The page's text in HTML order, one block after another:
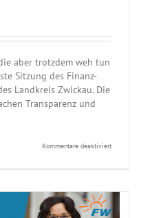
aber trotzdem weh tun
Sitzung des Finanz-
Landkreis Zwickau. Die
Transparenz und
Kommentare deaktiviertfür
zusätzliche